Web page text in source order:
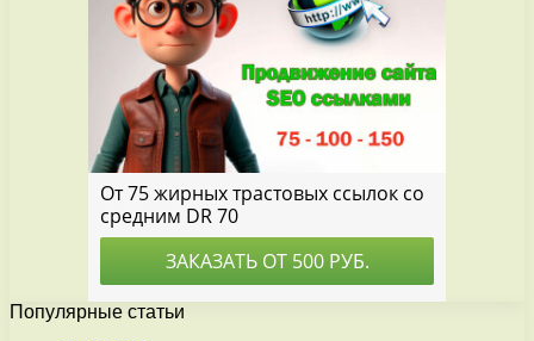
Популярные статьи